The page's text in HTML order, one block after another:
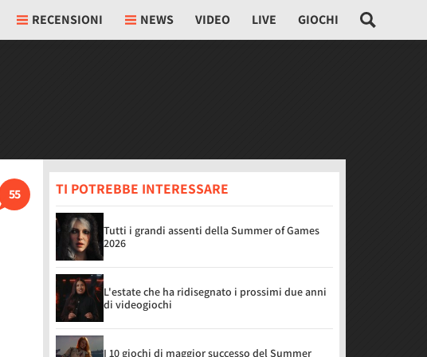
RECENSIONI NEWS VIDEO LIVE GIOCHI
55 TI POTREBBE INTERESSARE
Tutti i grandi assenti della Summer of Games
2026
L'estate che ha ridisegnato i prossimi due anni
di videogiochi
I 10 giochi di maggior successo del Summer